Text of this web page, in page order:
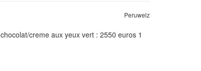
Peruwelz
creme aux yeux vert : 2550 euros 1